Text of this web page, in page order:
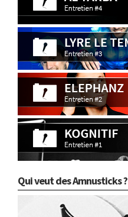
Qui veut des Amnusticks ?